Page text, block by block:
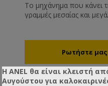
Το μηχάνημα που κάνει
γραμμές μεσαίας και
εξελιγμένο πνευματικό
τοποθέτησης των
ξεβιδώνει και μετά
εργατικό κόστος
Η ANEL θα είναι κλειστή
Αυγούστου για